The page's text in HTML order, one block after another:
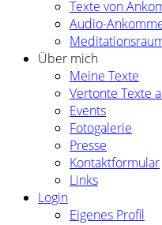
Texte von
Audio-
Über mich
Meine Texte
Vertonte Texte
Events
Fotogalerie
Presse
Kontaktformular
Links
Login
Eigenes Profil